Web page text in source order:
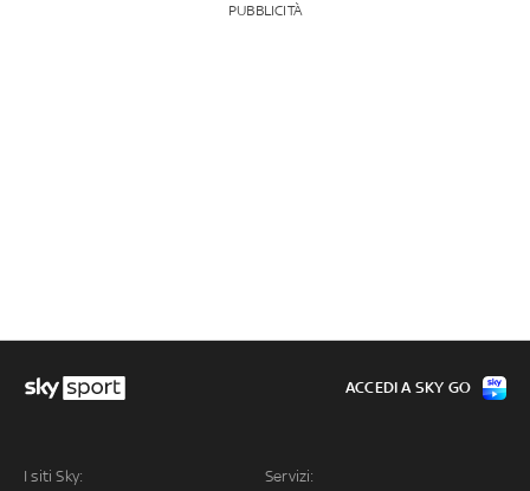
PUBBLICITÀ
I siti Sky: Servizi:
ACCEDI A SKY GO